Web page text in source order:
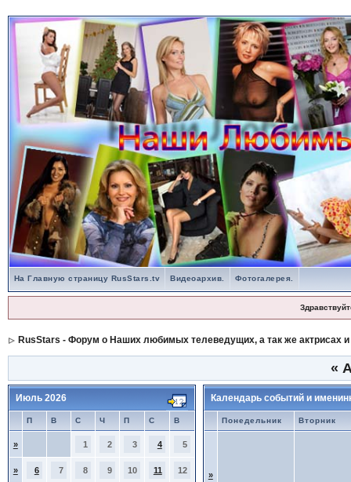
На Главную страницу RusStars.tv Видеоархив. Фотогалерея.
RusStars - Форум о Наших любимых телеведущих, а так же актрисах и
«
Июль 2026
П В С Ч П С В
» 1 2 3 4 5
» 6 7 8 9 10 11 12
Календарь событий и
Понедельник Вторник
»